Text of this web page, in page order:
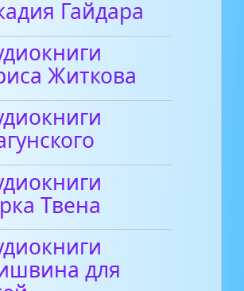
Гайдара
Житкова
Твена
для